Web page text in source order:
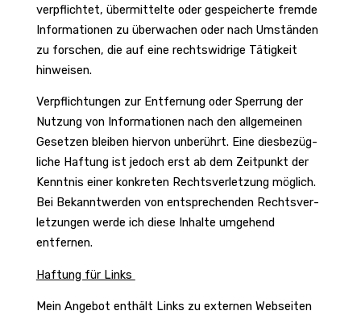
verpflichtet, über­mit­telte oder gespei­cherte fremde
Infor­ma­tionen zu über­wa­chen oder nach Umständen
zu forschen, die auf eine rechts­wid­rige Tätig­keit
hinweisen.
Verpflich­tungen zur Entfer­nung oder Sper­rung der
Nutzung von Infor­ma­tionen nach den allge­meinen
Gesetzen bleiben hiervon unbe­rührt. Eine dies­be­züg­
liche Haftung ist jedoch erst ab dem Zeit­punkt der
Kenntnis einer konkreten Rechts­ver­let­zung möglich.
Bei Bekannt­werden von entspre­chenden Rechts­ver­
let­zungen werde ich diese Inhalte umge­hend
entfernen.
Haftung für Links
Mein Angebot enthält Links zu externen Webseiten